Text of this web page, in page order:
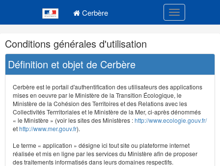
Cerbère Toggle
Navigation
et
outils
annexes
Conditions générales d'utilisation
Définition et objet de Cerbère
Cerbère est le portail d'authentification des utilisateurs des applications
mises en oeuvre par le Ministère de la Transition Écologique, le
Ministère de la Cohésion des Territoires et des Relations avec les
Collectivités Terrritoriales et le Ministère de la Mer, ci-après dénommés
« le Ministère » (voir les sites des Ministères :http://www.ecologie.gouv.fr/
ethttp://www.mer.gouv.fr).
Le terme « application » désigne ici tout site ou plateforme internet
réalisée et mis en ligne par les services du Ministère afin de proposer
des traitements informatisés dans leurs domaines respectifs.